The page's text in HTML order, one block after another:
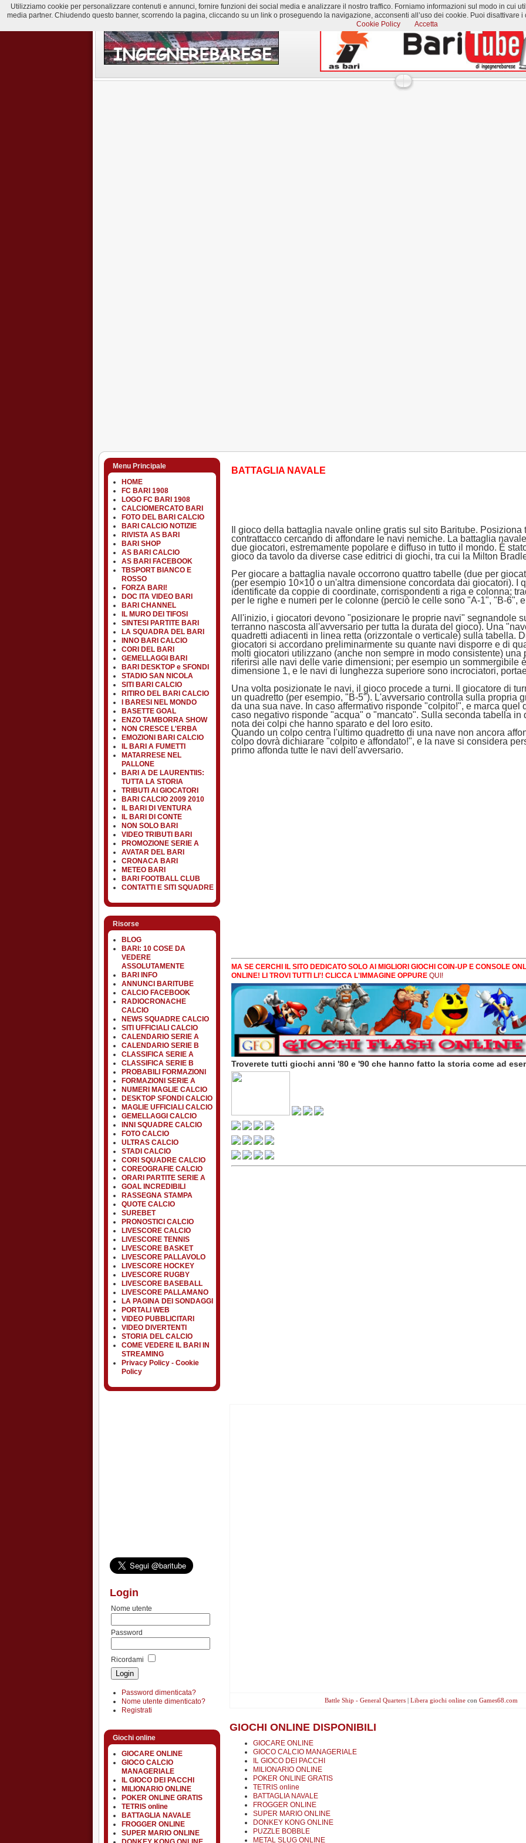
Menu Principale
HOME
FC BARI 1908
LOGO FC BARI 1908
CALCIOMERCATO BARI
FOTO DEL BARI CALCIO
BARI CALCIO NOTIZIE
RIVISTA AS BARI
BARI SHOP
AS BARI CALCIO
AS BARI FACEBOOK
TBSPORT BIANCO E
ROSSO
FORZA BARI!
DOC ITA VIDEO BARI
BARI CHANNEL
IL MURO DEI TIFOSI
SINTESI PARTITE BARI
LA SQUADRA DEL BARI
INNO BARI CALCIO
CORI DEL BARI
GEMELLAGGI BARI
BARI DESKTOP e SFONDI
STADIO SAN NICOLA
SITI BARI CALCIO
RITIRO DEL BARI CALCIO
I BARESI NEL MONDO
BASETTE GOAL
ENZO TAMBORRA SHOW
NON CRESCE L'ERBA
EMOZIONI BARI CALCIO
IL BARI A FUMETTI
MATARRESE NEL
PALLONE
BARI A DE LAURENTIIS:
TUTTA LA STORIA
TRIBUTI AI GIOCATORI
BARI CALCIO 2009 2010
IL BARI DI VENTURA
IL BARI DI CONTE
NON SOLO BARI
VIDEO TRIBUTI BARI
PROMOZIONE SERIE A
AVATAR DEL BARI
CRONACA BARI
METEO BARI
BARI FOOTBALL CLUB
CONTATTI E SITI SQUADRE
Risorse
BLOG
BARI: 10 COSE DA
VEDERE
ASSOLUTAMENTE
BARI INFO
ANNUNCI BARITUBE
CALCIO FACEBOOK
RADIOCRONACHE
CALCIO
NEWS SQUADRE CALCIO
SITI UFFICIALI CALCIO
CALENDARIO SERIE A
CALENDARIO SERIE B
CLASSIFICA SERIE A
CLASSIFICA SERIE B
PROBABILI FORMAZIONI
FORMAZIONI SERIE A
NUMERI MAGLIE CALCIO
DESKTOP SFONDI CALCIO
MAGLIE UFFICIALI CALCIO
GEMELLAGGI CALCIO
INNI SQUADRE CALCIO
FOTO CALCIO
ULTRAS CALCIO
STADI CALCIO
CORI SQUADRE CALCIO
COREOGRAFIE CALCIO
ORARI PARTITE SERIE A
GOAL INCREDIBILI
RASSEGNA STAMPA
QUOTE CALCIO
SUREBET
PRONOSTICI CALCIO
LIVESCORE CALCIO
LIVESCORE TENNIS
LIVESCORE BASKET
LIVESCORE PALLAVOLO
LIVESCORE HOCKEY
LIVESCORE RUGBY
LIVESCORE BASEBALL
LIVESCORE PALLAMANO
LA PAGINA DEI SONDAGGI
PORTALI WEB
VIDEO PUBBLICITARI
VIDEO DIVERTENTI
STORIA DEL CALCIO
COME VEDERE IL BARI IN
STREAMING
Privacy Policy - Cookie
Policy
Login
Nome utente
Password
Ricordami
Password dimenticata?
Nome utente dimenticato?
Registrati
Giochi online
GIOCARE ONLINE
GIOCO CALCIO
MANAGERIALE
IL GIOCO DEI PACCHI
MILIONARIO ONLINE
POKER ONLINE GRATIS
TETRIS online
BATTAGLIA NAVALE
FROGGER ONLINE
SUPER MARIO ONLINE
BATTAGLIA NAVALE
Il gioco della battaglia navale online gratis sul sito Baritube. Posiziona
contrattacco cercando di affondare le navi nemiche. La battaglia
due giocatori, estremamente popolare e diffuso in tutto il mondo. È
gioco da tavolo da diverse case editrici di giochi, tra cui la Milton
Per giocare a battaglia navale occorrono quattro tabelle (due per
(per esempio 10×10 o un'altra dimensione concordata dai giocatori). I
identificate da coppie di coordinate, corrispondenti a riga e colonna;
per le righe e numeri per le colonne (perciò le celle sono "A-1", "B-6",
All'inizio, i giocatori devono "posizionare le proprie navi" segnandole
terranno nascosta all'avversario per tutta la durata del gioco). Una
quadretti adiacenti in linea retta (orizzontale o verticale) sulla tabella.
giocatori si accordano preliminarmente su quante navi disporre e di
molti giocatori utilizzano (anche non sempre in modo consistente) una
riferirsi alle navi delle varie dimensioni; per esempio un sommergibile
dimensione 1, e le navi di lunghezza superiore sono incrociatori,
Una volta posizionate le navi, il gioco procede a turni. Il giocatore di
un quadretto (per esempio, "B-5"). L'avversario controlla sulla propria
da una sua nave. In caso affermativo risponde "colpito!", e marca quel
caso negativo risponde "acqua" o "mancato". Sulla seconda tabella in
nota dei colpi che hanno sparato e del loro esito.
Quando un colpo centra l'ultimo quadretto di una nave non ancora
colpo dovrà dichiarare "colpito e affondato!", e la nave si considera
primo affonda tutte le navi dell'avversario.
MA SE CERCHI IL SITO DEDICATO SOLO AI MIGLIORI GIOCHI COIN-UP E CONSOLE
ONLINE! LI TROVI TUTTI LI'! CLICCA L'IMMAGINE OPPURE QUI!
Troverete tutti giochi anni '80 e '90 che hanno fatto la storia come ad
Battle Ship - General Quarters| Libera giochi onlinecon Games68.com
GIOCHI ONLINE DISPONIBILI
GIOCARE ONLINE
GIOCO CALCIO MANAGERIALE
IL GIOCO DEI PACCHI
MILIONARIO ONLINE
POKER ONLINE GRATIS
TETRIS online
BATTAGLIA NAVALE
FROGGER ONLINE
SUPER MARIO ONLINE
DONKEY KONG ONLINE
PUZZLE BOBBLE
METAL SLUG ONLINE
Utilizziamo cookie per personalizzare contenuti e annunci, fornire funzioni dei social media e analizzare il nostro traffico. Forniamo informazioni sul modo in cui
media partner. Chiudendo questo banner, scorrendo la pagina, cliccando su un link o proseguendo la navigazione, acconsenti all’uso dei cookie. Puoi
Cookie Policy
Accetta